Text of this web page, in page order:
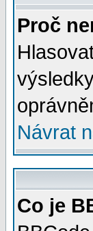
Proč
Návrat
Co je